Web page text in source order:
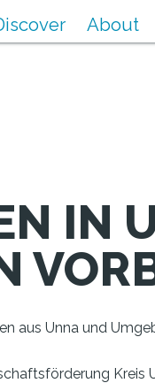
About
IN
aus Unna und
Kreis